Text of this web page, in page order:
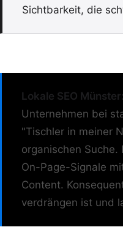
Sichtbarkeit, die
Lokale SEO Münster:
Unternehmen bei
"Tischler in meiner
organischen
On-Page-Signale
Content.
verdrängen ist und